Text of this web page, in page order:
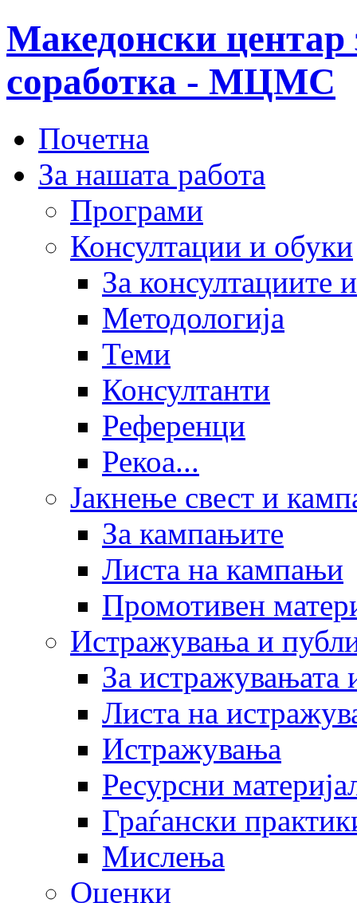
Македонски центар
соработка - МЦМС
Почетна
За нашата работа
Програми
Консултации и обуки
За консултациите
Методологија
Теми
Консултанти
Референци
Рекоа...
Јакнење свест и
За кампањите
Листа на кампањи
Промотивен
Истражувања и
За истражувањата
Листа на
Истражувања
Ресурсни
Граѓански
Мислења
Оценки